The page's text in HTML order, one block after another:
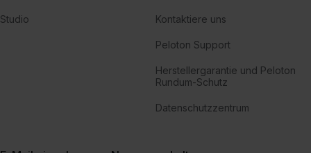
Studio Kontaktiere uns
Peloton Support
Herstellergarantie und Peloton
Rundum-Schutz
Datenschutzzentrum